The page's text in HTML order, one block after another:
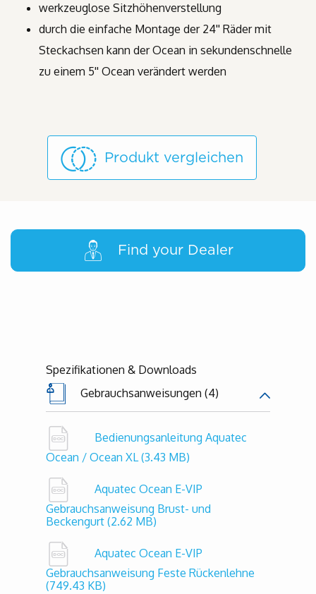
werkzeuglose Sitzhöhenverstellung
durch die einfache Montage der 24'' Räder mit
Steckachsen kann der Ocean in sekundenschnelle
zu einem 5'' Ocean verändert werden
Produkt vergleichen
Find your Dealer
Spezifikationen & Downloads
Gebrauchsanweisungen (4)
Bedienungsanleitung Aquatec
Ocean / Ocean XL(3.43 MB)
Aquatec Ocean E-VIP
Gebrauchsanweisung Brust- und
Beckengurt (2.62 MB)
Aquatec Ocean E-VIP
Gebrauchsanweisung Feste Rückenlehne
(749.43 KB)